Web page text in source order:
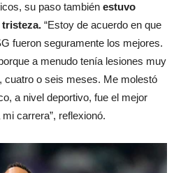
su paso también estuvo
tristeza. “Estoy de acuerdo en que
fueron seguramente los mejores.
a menudo tenía lesiones muy
cuatro o seis meses. Me molestó
a nivel deportivo, fue el mejor
carrera”, reflexionó.